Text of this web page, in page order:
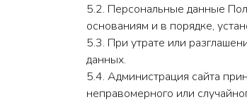
5.2. Персональные данные
основаниям и в порядке,
5.3. При утрате или
данных.
5.4. Администрация сайта
неправомерного или